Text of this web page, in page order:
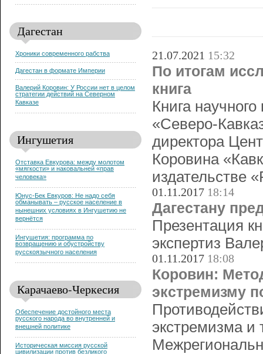
Дагестан
Хроники современного рабства
Дагестан в формате Империи
Валерий Коровин: У России нет в целом
стратегии действий на Северном
Кавказе
Ингушетия
Отставка Евкурова: между молотом
«мягкости» и наковальней «прав
человека»
Юнус-Бек Евкуров: Не надо себя
обманывать – русское население в
нынешних условиях в Ингушетию не
вернётся
Ингушетия: программа по
возвращению и обустройству
русскоязычного населения
Карачаево-Черкесия
Обеспечение достойного места
русского народа во внутренней и
внешней политике
Историческая миссия русской
21.07.2021 15:32
По итогам
книга
Книга
«Северо-
директора
Коровина
издательстве
01.11.2017 18:14
Дагестану
Презентация
экспертиз
01.11.2017 18:08
Коровин:
экстремизму
экстремизма и